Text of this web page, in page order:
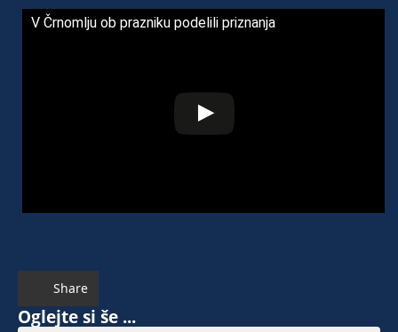
V Črnomlju ob prazniku podelili priznanja
Share
Oglejte si še ...